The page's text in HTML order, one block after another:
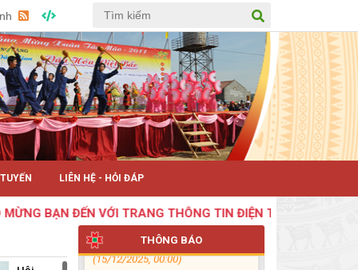
LIÊN HỆ - HỎI ĐÁP
BẠN ĐẾN VỚI TRANG THÔNG TIN ĐIỆN TỬ XÃ DLIÊYA, TỈNH
THÔNG BÁO
Ban hành giá tối đa đối với các
dịch vụ theo yêu cầu liên quan
đến việc công chứng, chứng
thực trên địa bàn tỉnh Đắk Lắk
(18/12/2025, 00:00)
Phê duyệt 100% thủ tục hành
chính thực hiện không phụ thuộc
vào địa giới hành chính trên địa
(15/12/2025, 00:00)
Danh mục thủ tục hành chính